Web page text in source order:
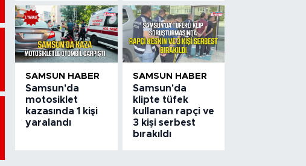
SAMSUN HABER
Samsun'da
motosiklet
kazasında 1 kişi
yaralandı
SAMSUN HABER
Samsun'da
klipte tüfek
kullanan rapçi ve
3 kişi serbest
bırakıldı